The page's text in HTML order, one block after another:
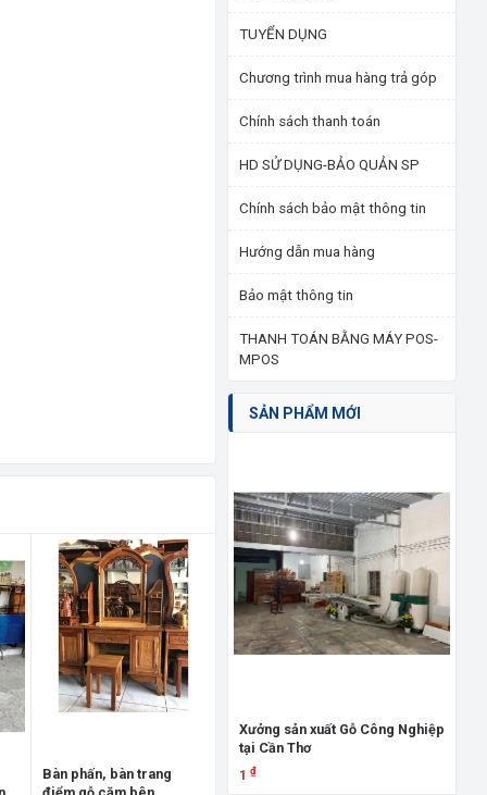
Bàn phấn, bàn trang
TUYỂN DỤNG
Chương trình mua hàng trả góp
Chính sách thanh toán
HD SỬ DỤNG-BẢO QUẢN SP
Chính sách bảo mật thông tin
Hướng dẫn mua hàng
Bảo mật thông tin
THANH TOÁN BẰNG MÁY POS-
MPOS
SẢN PHẨM MỚI
Xưởng sản xuất Gỗ Công Nghiệp
tại Cần Thơ
1₫